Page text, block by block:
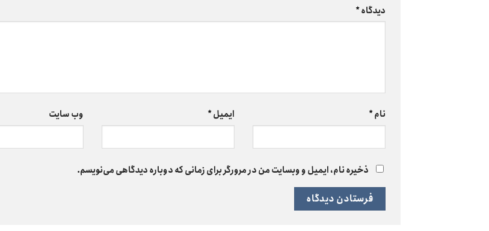
دیدگاه*
نام* ایمیل* وب‌ سایت
ذخیره نام، ایمیل و وبسایت من در مرورگر برای زمانی که دوباره دیدگاهی می‌نویسم.